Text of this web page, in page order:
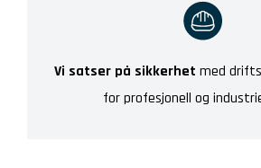
Vi satser på sikkerhet med
for profesjonell og